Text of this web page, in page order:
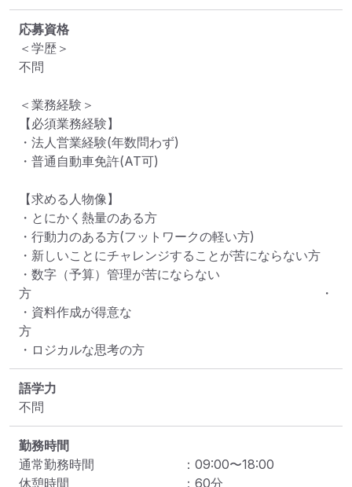
応募資格
＜学歴＞
不問
＜業務経験＞
【必須業務経験】
・法人営業経験(年数問わず)
・普通自動車免許(AT可)
【求める人物像】
・とにかく熱量のある方
・行動力のある方(フットワークの軽い方)
・新しいことにチャレンジすることが苦にならない方
・数字（予算）管理が苦にならない
方　　　　　　　　　　　　　　　　　　　　　　　・
・資料作成が得意な
方　　　　　　　　　　　　　　　　　　　　　　　　　
・ロジカルな思考の方
語学力
不問
勤務時間
通常勤務時間
： 09:00〜18:00
休憩時間
： 60分